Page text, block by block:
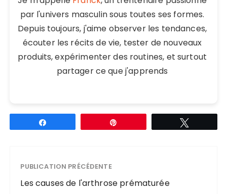
par l'univers masculin sous toutes ses formes.
Depuis toujours, j'aime observer les tendances,
écouter les récits de vie, tester de nouveaux
produits, expérimenter des routines, et surtout
partager ce que j'apprends
PUBLICATION PRÉCÉDENTE
Les causes de l'arthrose prématurée